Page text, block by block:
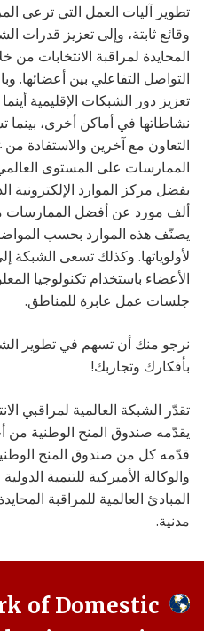
تطوير آليات العمل التي ترعى
وقائع ثابتة، وإلى تعزيز قدرات
المحايدة لمراقبة الانتخابات من
التواصل التفاعلي بين أعضائها.
تعزيز دور الشبكات الإقليمية
نشاطاتها في أماكن أخرى،
التعاون مع آخرين والاستفادة
الممارسات على المستوى
بفضل مركز الموارد الإلكترونية
ألف مورد عن أفضل الممارسات
يصنّف هذه الموارد بحسب
لأولوياتها. وكذلك تسعى الشبكة
الأعضاء باستخدام تكنولوجيا
جلسات عمل عابرة للمناطق.
نرجو منك أن تسهم في تطوير
بأفكارك وتجاربك!
تقدّر الشبكة العالمية لمراقبي
يقدّمه صندوق المنح الوطنية من
قدّمه كل من صندوق المنح
والوكالة الأميركية للتنمية
المبادئ العالمية للمراقبة
مدنية.
of Domestic